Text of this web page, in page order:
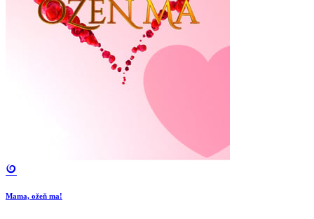
Mama, ožeň ma!